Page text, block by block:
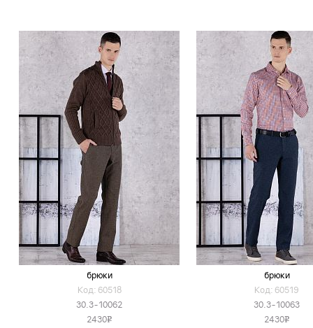
брюки
Код: 60518
30.3-10062
2430v
брюки
Код: 60519
30.3-10063
2430v